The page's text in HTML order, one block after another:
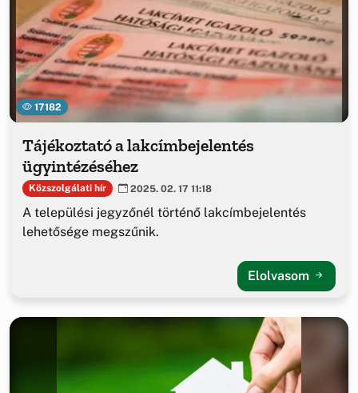
17182
Tájékoztató a lakcímbejelentés
ügyintézéséhez
Közszolgálati hír 2025. 02. 17 11:18
A települési jegyzőnél történő lakcímbejelentés
lehetősége megszűnik.
Elolvasom